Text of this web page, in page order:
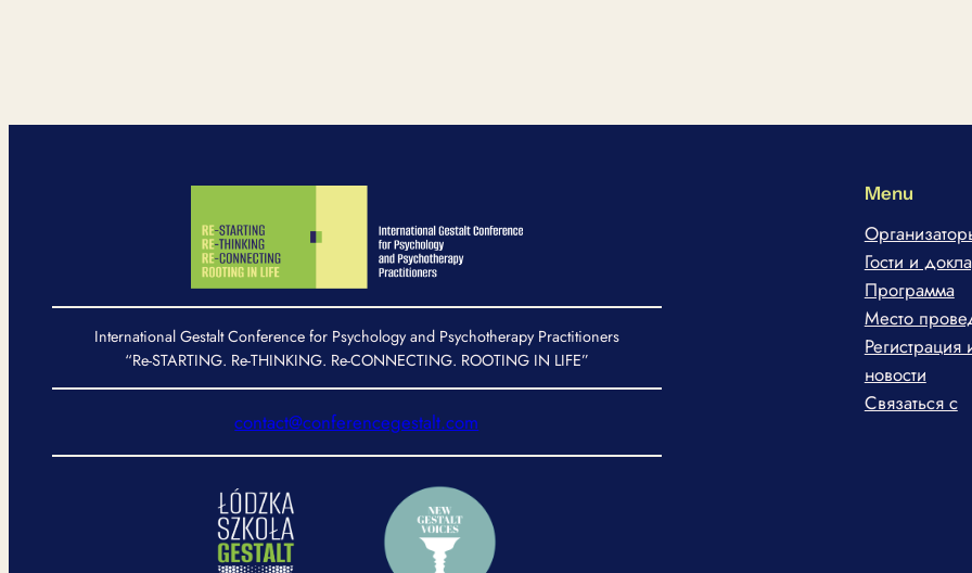
International Gestalt Conference for Psychology and Psychotherapy Practitioners
“Re-STARTING. Re-THINKING. Re-CONNECTING. ROOTING IN LIFE”
contact@conferencegestalt.com
Menu
Гости и
Программа
Место
Регистрация
новости
Связаться с